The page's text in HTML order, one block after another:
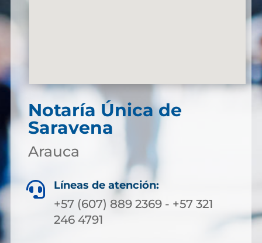
Notaría Única de
Saravena
Arauca
 Líneas de atención:
+57 (607) 889 2369 - +57 321
246 4791